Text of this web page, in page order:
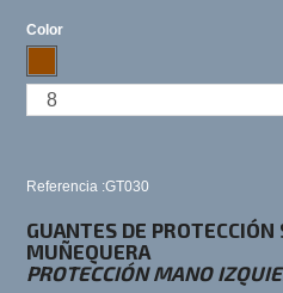
Color
Referencia :GT030
GUANTESDE PROTECCIÓN
MUÑEQUERA
PROTECCIÓN MANO